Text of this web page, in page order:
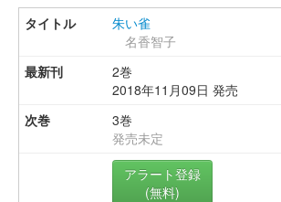
朱い雀
名香智子
2巻
2018年11月09日 発売
3巻
発売未定
アラート登録
(無料)